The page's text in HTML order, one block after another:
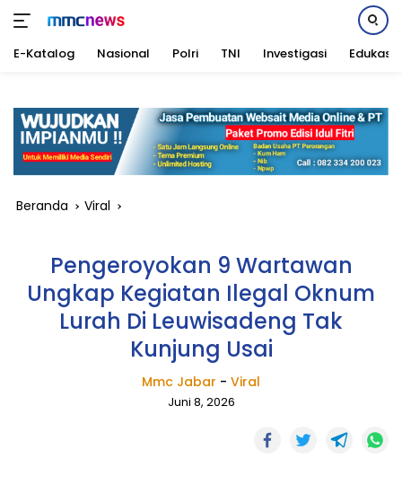
konten
E-Katalog Nasional Polri TNI Investigasi Edukasi
Beranda Viral
Pengeroyokan 9 Wartawan
Ungkap Kegiatan Ilegal Oknum
Lurah Di Leuwisadeng Tak
Kunjung Usai
Mmc Jabar - Viral
Juni 8, 2026